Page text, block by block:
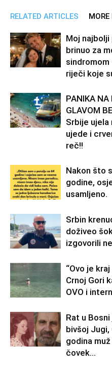
RELATED ARTICLES
Moj
brinuo za
sindromom
riječi koje
PANIKA
GLAVOM
Srbije ujela
ujede i
reč!!
Nakon što
godine,
usamljeno.
Srbin
doživeo
izgovorili
“Ovo je
Crnoj Gori
OVO i
Rat u
bivšoj Jugi,
godina
čovek...